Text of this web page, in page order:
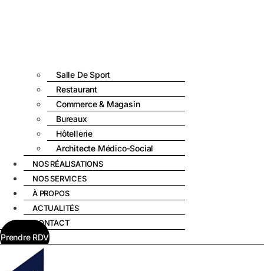
Salle De Sport
Restaurant
Commerce & Magasin
Bureaux
Hôtellerie
Architecte Médico-Social
NOS RÉALISATIONS
NOS SERVICES
À PROPOS
ACTUALITÉS
CONTACT
Prendre RDV